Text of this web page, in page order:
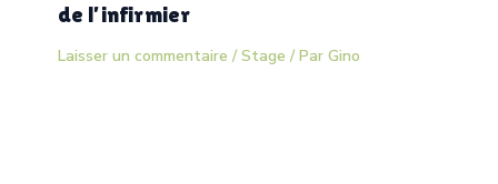
de l’infirmier
Laisser un commentaire / Stage / Par Gino